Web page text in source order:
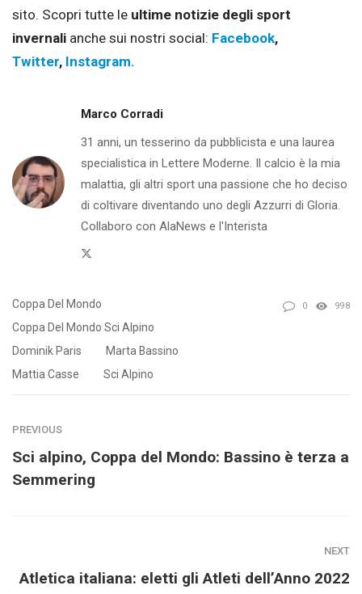
sito. Scopri tutte le ultime notizie degli sport
invernali anche sui nostri social: Facebook,
Twitter, Instagram.
Marco Corradi
31 anni, un tesserino da pubblicista e una laurea
specialistica in Lettere Moderne. Il calcio è la mia
malattia, gli altri sport una passione che ho deciso
di coltivare diventando uno degli Azzurri di Gloria.
Collaboro con AlaNews e l'Interista
Coppa Del Mondo
Coppa Del Mondo Sci Alpino
Dominik Paris
Marta Bassino
Mattia Casse
Sci Alpino
0 998
PREVIOUS
Sci alpino, Coppa del Mondo: Bassino è terza a
Semmering
NEXT
Atletica italiana: eletti gli Atleti dell’Anno 2022